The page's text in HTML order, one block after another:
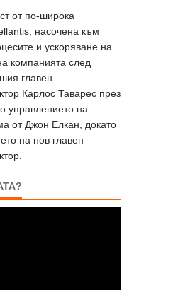
от по-широка
насочена към
и ускоряване на
компанията след
главен
Карлос Таварес през
управлението на
от Джон Елкан, докато
на нов главен